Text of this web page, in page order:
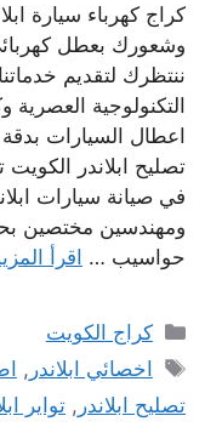
كراج كهرباء سيارة
وشعورك بعطل كهربائي
ننتظرك لتقديم
التكنولوجية
اعطال السيارات
تصليح ابلاندر
في صيانة سيارات
ومهندسين مختصين
حواسيب … اقرأ
التصنيفات
كراج الكويت
الوسوم
اخصائي ابلاندر ,
تصليح ابلاندر , تواير